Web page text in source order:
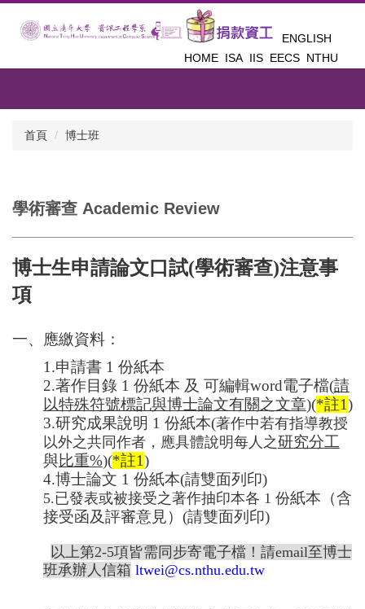
ENGLISH
HOME ISA IIS EECS NTHU
首頁 博士班
學術審查 Academic Review
博士生申請論文口試(學術審查)注意事
項
一、應繳資料：
1.申請書1 份紙本
2.著作目錄1 份紙本 及 可編輯word電子檔(請
以特殊符號標記與博士論文有關之文章)(*註1)
3.研究成果說明 1 份紙本(著作中若有指導教授
以外之共同作者，應具體說明每人之研究分工
與比重%)(*註1)
4.博士論文 1 份紙本(請雙面列印)
5.已發表或被接受之著作抽印本各 1 份紙本 （含
接受函及評審意見） (請雙面列印)
以上第2-5項皆需同步寄電子檔！請email至博士
班承辦人信箱 ltwei@cs.nthu.edu.tw